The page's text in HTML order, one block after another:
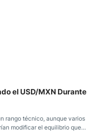
el USD/MXN Durante
rango técnico, aunque varios
modificar el equilibrio que